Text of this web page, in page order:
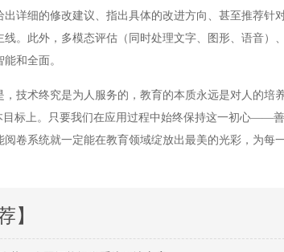
出详细的修改建议、指出具体的改进方向、甚至推荐
线。此外，多模态评估（同时处理文字、图形、语音
和全面。
术终究是为人服务的，教育的本质永远是对人的培
标上。只要我们在应用过程中始终保持这一初心——
卷系统就一定能在教育领域绽放出最美的光彩，为每
】